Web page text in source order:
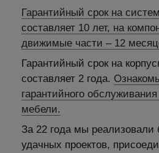
Гарантийный срок на
составляет 10 лет, на
движимые части – 12
Гарантийный срок на
составляет 2 года.
гарантийного
мебели.
За 22 года мы реализовали
удачных проектов,